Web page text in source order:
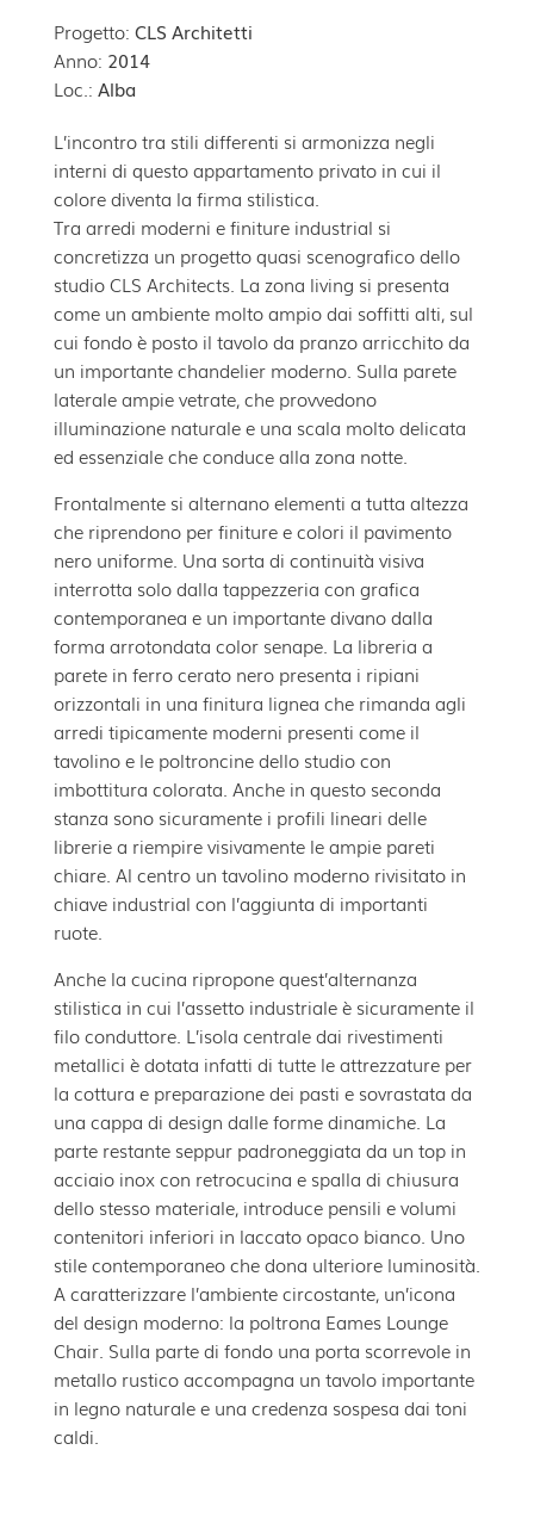
Progetto: CLS Architetti
Anno: 2014
Loc.: Alba
L’incontro tra stili differenti si armonizza negli
interni di questo appartamento privato in cui il
colore diventa la firma stilistica.
Tra arredi moderni e finiture industrial si
concretizza un progetto quasi scenografico dello
studio CLS Architects. La zona living si presenta
come un ambiente molto ampio dai soffitti alti, sul
cui fondo è posto il tavolo da pranzo arricchito da
un importante chandelier moderno. Sulla parete
laterale ampie vetrate, che provvedono
illuminazione naturale e una scala molto delicata
ed essenziale che conduce alla zona notte.
Frontalmente si alternano elementi a tutta altezza
che riprendono per finiture e colori il pavimento
nero uniforme. Una sorta di continuità visiva
interrotta solo dalla tappezzeria con grafica
contemporanea e un importante divano dalla
forma arrotondata color senape. La libreria a
parete in ferro cerato nero presenta i ripiani
orizzontali in una finitura lignea che rimanda agli
arredi tipicamente moderni presenti come il
tavolino e le poltroncine dello studio con
imbottitura colorata. Anche in questo seconda
stanza sono sicuramente i profili lineari delle
librerie a riempire visivamente le ampie pareti
chiare. Al centro un tavolino moderno rivisitato in
chiave industrial con l’aggiunta di importanti
ruote.
Anche la cucina ripropone quest’alternanza
stilistica in cui l’assetto industriale è sicuramente il
filo conduttore. L’isola centrale dai rivestimenti
metallici è dotata infatti di tutte le attrezzature per
la cottura e preparazione dei pasti e sovrastata da
una cappa di design dalle forme dinamiche. La
parte restante seppur padroneggiata da un top in
acciaio inox con retrocucina e spalla di chiusura
dello stesso materiale, introduce pensili e volumi
contenitori inferiori in laccato opaco bianco. Uno
stile contemporaneo che dona ulteriore luminosità.
A caratterizzare l’ambiente circostante, un’icona
del design moderno: la poltrona Eames Lounge
Chair. Sulla parte di fondo una porta scorrevole in
metallo rustico accompagna un tavolo importante
in legno naturale e una credenza sospesa dai toni
caldi.